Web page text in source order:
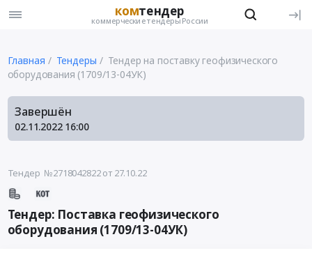
комтендер
коммерческие тендеры России
Главная Тендеры
Тендер на поставку геофизического
оборудования (1709/13-04УК)
Завершён
02.11.2022 16:00
Тендер №2718042822от 27.10.22
Тендер: Поставка геофизического
оборудования (1709/13-04УК)